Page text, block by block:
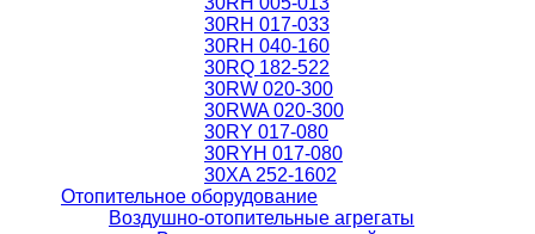
30RH 017-033
30RH 040-160
30RQ 182-522
30RW 020-300
30RWA 020-300
30RY 017-080
30RYH 017-080
30XA 252-1602
Отопительное оборудование
Воздушно-отопительные агрегаты